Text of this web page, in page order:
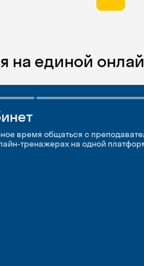
на единой
время общаться с
тренажерах на одной
изучать новые слова где и когда
клубы
для разговорной практики и